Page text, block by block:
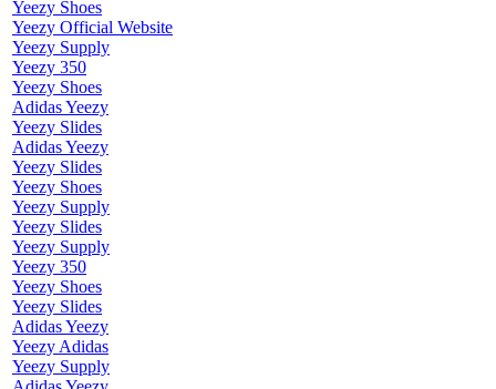
Yeezy Shoes
Yeezy Official Website
Yeezy Supply
Yeezy 350
Yeezy Shoes
Adidas Yeezy
Yeezy Slides
Adidas Yeezy
Yeezy Slides
Yeezy Shoes
Yeezy Supply
Yeezy Slides
Yeezy Supply
Yeezy 350
Yeezy Shoes
Yeezy Slides
Adidas Yeezy
Yeezy Adidas
Yeezy Supply